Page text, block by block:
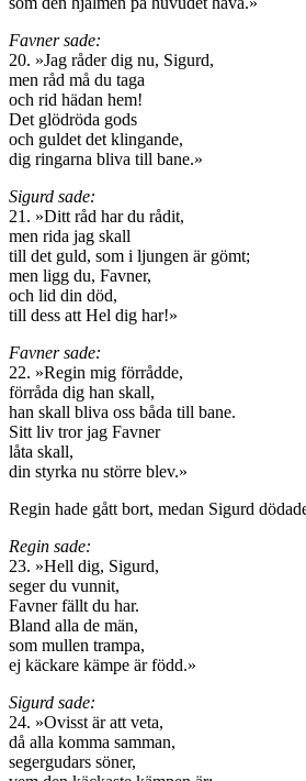
Favner sade:
20. »Jag råder dig nu, Sigurd,
men råd må du taga
och rid hädan hem!
Det glödröda gods
och guldet det klingande,
dig ringarna bliva till bane.»
Sigurd sade:
21. »Ditt råd har du rådit,
men rida jag skall
till det guld, som i ljungen är gömt;
men ligg du, Favner,
och lid din död,
till dess att Hel dig har!»
Favner sade:
22. »Regin mig förrådde,
förråda dig han skall,
han skall bliva oss båda till bane.
Sitt liv tror jag Favner
låta skall,
din styrka nu större blev.»
Regin hade gått bort, medan Sigurd
Regin sade:
23. »Hell dig, Sigurd,
seger du vunnit,
Favner fällt du har.
Bland alla de män,
som mullen trampa,
ej käckare kämpe är född.»
Sigurd sade:
24. »Ovisst är att veta,
då alla komma samman,
segergudars söner,